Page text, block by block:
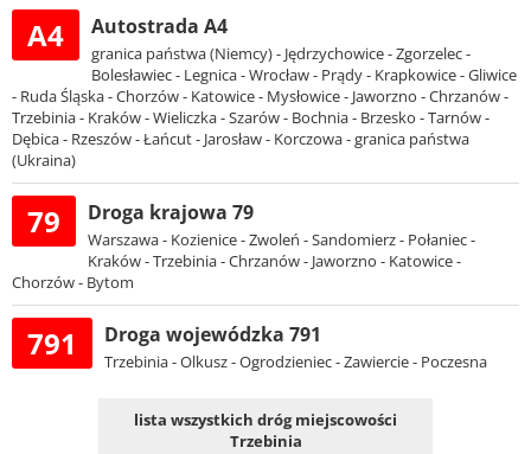
A4 Autostrada A4
granica państwa (Niemcy) - Jędrzychowice - Zgorzelec -
Bolesławiec - Legnica - Wrocław - Prądy - Krapkowice - Gliwice
- Ruda Śląska - Chorzów - Katowice - Mysłowice - Jaworzno - Chrzanów -
Trzebinia - Kraków - Wieliczka - Szarów - Bochnia - Brzesko - Tarnów -
Dębica - Rzeszów - Łańcut - Jarosław - Korczowa - granica państwa
(Ukraina)
79 Droga krajowa 79
Warszawa - Kozienice - Zwoleń - Sandomierz - Połaniec -
Kraków - Trzebinia - Chrzanów - Jaworzno - Katowice -
Chorzów - Bytom
791 Droga wojewódzka 791
Trzebinia - Olkusz - Ogrodzieniec - Zawiercie - Poczesna
lista wszystkich dróg miejscowości
Trzebinia